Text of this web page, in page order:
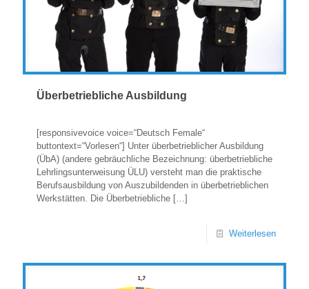
Überbetriebliche Ausbildung
[responsivevoice voice=“Deutsch Female“
buttontext=“Vorlesen“] Unter überbetrieblicher Ausbildung
(ÜbA) (andere gebräuchliche Bezeichnung: überbetriebliche
Lehrlingsunterweisung ÜLU) versteht man die praktische
Berufsausbildung von Auszubildenden in überbetrieblichen
Werkstätten. Die Überbetriebliche […]
Weiterlesen